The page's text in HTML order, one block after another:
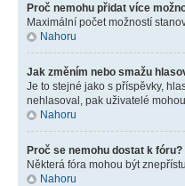
Proč nemohu přidat více
Maximální počet možností
Nahoru
Jak změním nebo smažu
Je to stejné jako s příspěvky,
nehlasoval, pak uživatelé
Nahoru
Proč se nemohu dostat k fóru?
Některá fóra mohou být
Nahoru